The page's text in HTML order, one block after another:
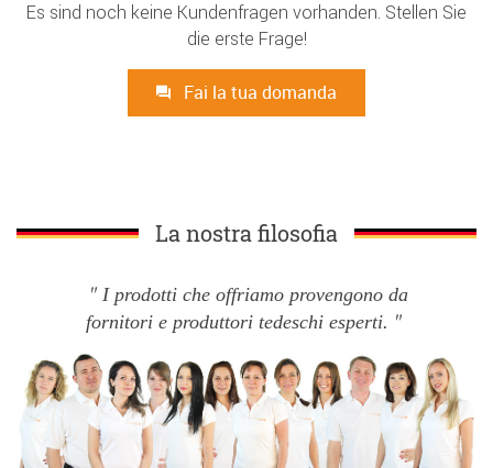
Es sind noch keine Kundenfragen vorhanden. Stellen Sie
die erste Frage!
Fai la tua domanda
La nostra filosofia
I prodotti che offriamo provengono da
fornitori e produttori tedeschi esperti.